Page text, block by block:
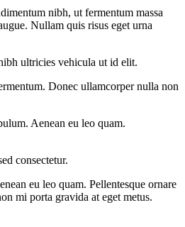
nibh, ut fermentum massa
Nullam quis risus eget urna
ultricies vehicula ut id elit.
Donec ullamcorper nulla non
Aenean eu leo quam.
consectetur.
eu leo quam. Pellentesque ornare
mi porta gravida at eget metus.